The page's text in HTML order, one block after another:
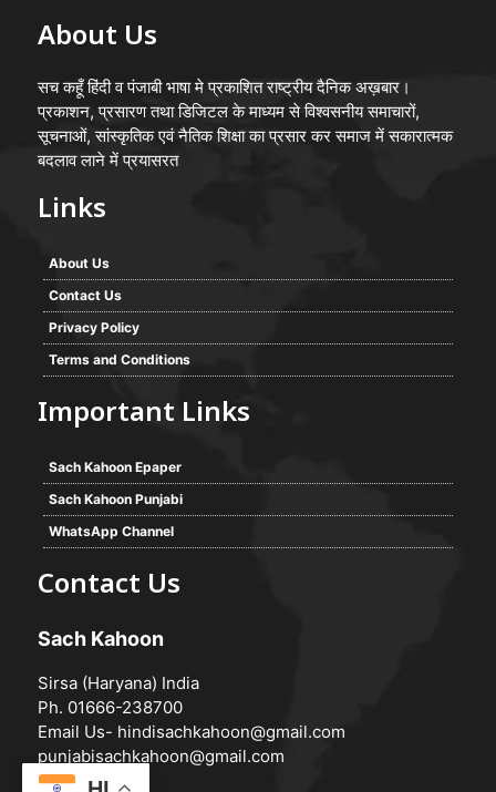
About Us
सच कहूँ हिंदी व पंजाबी भाषा मे प्रकाशित राष्ट्रीय दैनिक अख़बार।
प्रकाशन, प्रसारण तथा डिजिटल के माध्यम से विश्वसनीय समाचारों,
सूचनाओं, सांस्कृतिक एवं नैतिक शिक्षा का प्रसार कर समाज में सकारात्मक
बदलाव लाने में प्रयासरत
Links
About Us
Contact Us
Privacy Policy
Terms and Conditions
Important Links
Sach Kahoon Epaper
Sach Kahoon Punjabi
WhatsApp Channel
Contact Us
Sach Kahoon
Sirsa (Haryana) India
Ph. 01666-238700
Email Us- hindisachkahoon@gmail.com
punjabisachkahoon@gmail.com